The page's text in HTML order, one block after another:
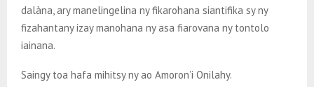
dalàna, ary manelingelina ny fikarohana siantifika sy ny
fizahantany izay manohana ny asa fiarovana ny tontolo
iainana.
Saingy toa hafa mihitsy ny ao Amoron’i Onilahy.